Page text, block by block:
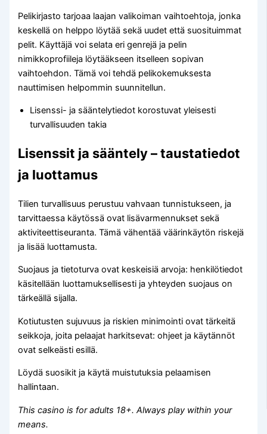
Pelikirjasto tarjoaa laajan valikoiman vaihtoehtoja, jonka
keskellä on helppo löytää sekä uudet että suosituimmat
pelit. Käyttäjä voi selata eri genrejä ja pelin
nimikkoprofiileja löytääkseen itselleen sopivan
vaihtoehdon. Tämä voi tehdä pelikokemuksesta
nauttimisen helpommin suunnitellun.
Lisenssi- ja sääntelytiedot korostuvat yleisesti
turvallisuuden takia
Lisenssit ja sääntely – taustatiedot
ja luottamus
Tilien turvallisuus perustuu vahvaan tunnistukseen, ja
tarvittaessa käytössä ovat lisävarmennukset sekä
aktiviteettiseuranta. Tämä vähentää väärinkäytön riskejä
ja lisää luottamusta.
Suojaus ja tietoturva ovat keskeisiä arvoja: henkilötiedot
käsitellään luottamuksellisesti ja yhteyden suojaus on
tärkeällä sijalla.
Kotiutusten sujuvuus ja riskien minimointi ovat tärkeitä
seikkoja, joita pelaajat harkitsevat: ohjeet ja käytännöt
ovat selkeästi esillä.
Löydä suosikit ja käytä muistutuksia pelaamisen
hallintaan.
This casino is for adults 18+. Always play within your
means.